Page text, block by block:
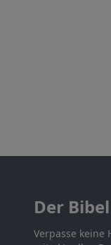
Der
Verpasse keine